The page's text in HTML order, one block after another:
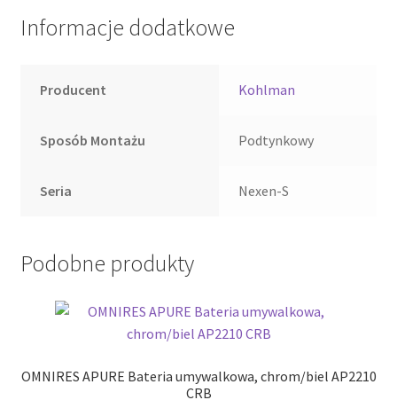
Informacje dodatkowe
Producent Kohlman
Sposób Montażu Podtynkowy
Seria Nexen-S
Podobne produkty
OMNIRES APURE Bateria umywalkowa, chrom/biel AP2210
CRB